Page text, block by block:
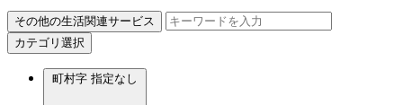
その他の生活関連サービス
カテゴリ選択
町村字 指定なし